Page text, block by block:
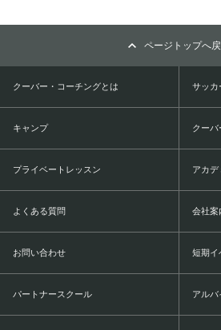
ページトップへ
クーバー・コーチングとは サッカ
キャンプ クーバ
プライベートレッスン アカデ
よくある質問 会社案
お問い合わせ 短期イ
パートナースクール アルバ